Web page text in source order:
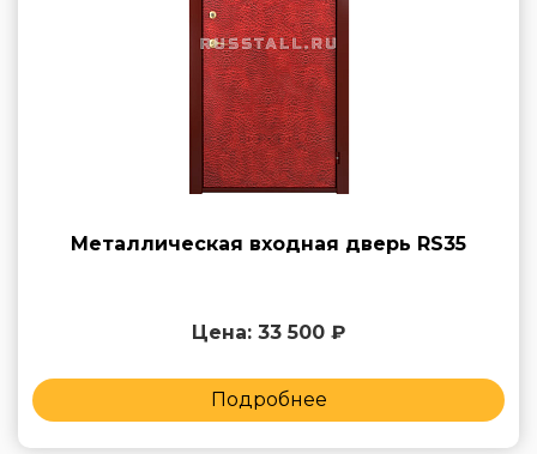
Металлическая входная дверь RS35
Цена: 33 500 ₽
Подробнее